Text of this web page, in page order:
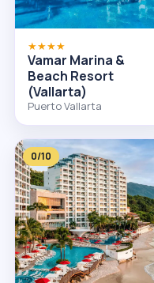
★★★★
Vamar Marina &
Beach Resort
(Vallarta)
Puerto Vallarta
0/10